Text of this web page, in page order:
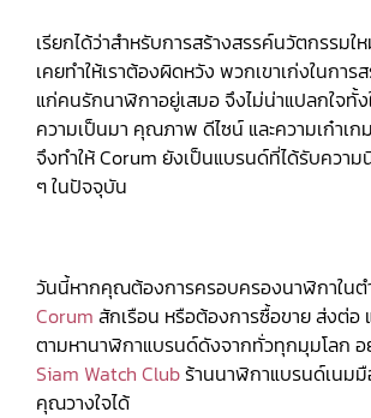
เรียกได้ว่าสำหรับการสร้างสรรค์นวัตกรรมใ
เคยทำให้เราต้องผิดหวัง พวกเขาเก่งในการ
แก่คนรักนาฬิกาอยู่เสมอ จึงไม่น่าแปลกใจทั้ง
ความเป็นมา คุณภาพ ดีไซน์ และความเก๋าเก
จึงทำให้ Corum ยังเป็นแบรนด์ที่ได้รับควา
ๆ ในปัจจุบัน
วันนี้หากคุณต้องการครอบครองนาฬิกาในต
Corum สักเรือน หรือต้องการซื้อขาย ส่งต่อ
ตามหานาฬิกาแบรนด์ดังจากทั่วทุกมุมโลก อ
Siam Watch Clubร้านนาฬิกาแบรนด์เนม
คุณวางใจได้